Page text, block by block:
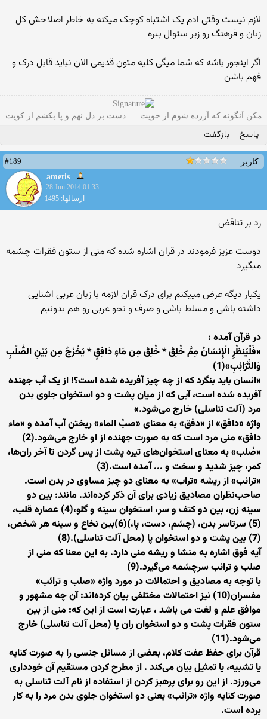
لازم نیست وقتی ادم یک اشتباه کوچک میکنه به خاطر اصلاحش کل
زبان و فرهنگ رو زیر سئوال ببره
اگر اینجور باشه که شما میگی کلیه متون قدیمی الان نباید قابل درک و
فهم باشن
مکن آنگونه که آزرده شوم از خویت .....دست بر دل نهم و پا بکشم از کویت
پاسخ بازگفت
کاربر
#189
ametis
28 Jun 2014 01:33
ارسالها: 1495
رد بر تناقض
دوست عزیز فرمودند در قران اشاره شده که منی از ستون فقرات چشمه
میگیرد
یکبار دیگه عرض مییکنم برای درک قران لازمه با زبان عربی اشنایی
داشته باشی و مسلط باشی و صرف و نحو عربی رو هم بدونیم
در قرآن آمده :
«فَلْیَنظُرِ الْإِنسَانُ مِمَّ خُلِقَ * خُلِقَ مِن مَاءٍ دَافِقٍ * یَخْرُجُ مِن بَیْنِ الصُّلْبِ
وَالتَّرَائِبِ»(1)
«انسان باید بنگرد که از چه چیز آفریده شده است؟! از یک آب جهنده
آفریده شده است، آبی که از میان پشت و دو استخوان جلوی بدن
مرد (آلت تناسلی) خارج می‌شود.»
واژه‌ «دافق» از «دفق» به معنای «صبُ الماء» ریختن آب آمده و «ماء
دافق» منی مرد است که به صورت جهنده از او خارج می‌شود.(2)
«صُلب» به معنای استخوان‌های تیره پشت از پس گردن تا آخر ران‌ها،
کمر، چیز شدید و سخت و ... آمده است.(3)
«ترائب» از ریشه‌ «تراب» به معنای دو چیز مساوی در بدن است.
صاحب‌نظران مصادیق زیادی برای آن ذکر کرده‌اند. مانند: بین دو
سینه‌ زن، بین دو کتف و سر، استخوان سینه و گلو،(4) عصاره‌ قلب،
(5) سرتاسر بدن، (چشم، دست، پا،)(6)بین نخاع و سینه‌ هر شخص،
(7) بین پشت و دو استخوان پا (محل آلت تناسلی).(8)
آیه‌ فوق اشاره به منشا و ریشه‌ منی دارد. به این معنا که منی از
صلب و ترائب سرچشمه می‌گیرد.(9)
با توجه به مصادیق و احتمالات در مورد واژه‌ «صلب و ترائب»
مفسران(10) نیز احتمالات مختلفی بیان کرده‌اند: آن چه مشهور و
موافق علم و لغت می باشد ، عبارت است از این که: منی از بین
ستون فقرات پشت و دو استخوان ران پا (محل آلت تناسلی) خارج
می‌شود.(11)
قرآن برای حفظ عفت کلام، بعضی از مسائل جنسی را به صورت کنایه
یا تشبیه، یا تمثیل بیان می‌کند . از مطرح کردن مستقیم آن خودداری
می‌ورزد. از این رو برای پرهیز کردن از استفاده از نام آلت تناسلی به
صورت کنایه واژه‌ «ترائب» یعنی دو استخوان جلوی بدن مرد را به کار
برده است.